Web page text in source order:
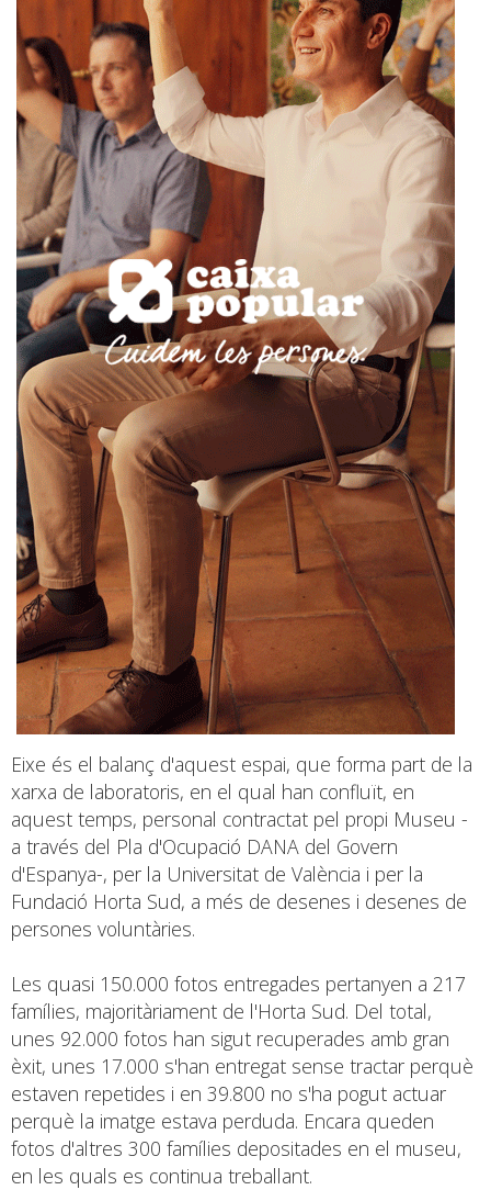
Eixe és el balanç d'aquest espai, que forma part de la
xarxa de laboratoris, en el qual han confluït, en
aquest temps, personal contractat pel propi Museu -
a través del Pla d'Ocupació DANA del Govern
d'Espanya-, per la Universitat de València i per la
Fundació Horta Sud, a més de desenes i desenes de
persones voluntàries.
Les quasi 150.000 fotos entregades pertanyen a 217
famílies, majoritàriament de l'Horta Sud. Del total,
unes 92.000 fotos han sigut recuperades amb gran
èxit, unes 17.000 s'han entregat sense tractar perquè
estaven repetides i en 39.800 no s'ha pogut actuar
perquè la imatge estava perduda. Encara queden
fotos d'altres 300 famílies depositades en el museu,
en les quals es continua treballant.